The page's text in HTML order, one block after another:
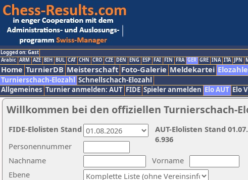
Logged on: Gast
Arabic ARM AZE BIH BUL CAT CHN CRO CZE DEN ENG ESP FAI FIN FRA GER GRE INA ITA JPN
Home TurnierDB Meisterschaft Foto-Galerie Meldekartei
Turnierschach-Elozahl Schnellschach-Elozahl
Allgemeines Turnier anmelden: AUT FIDE Spieler anmelden Elo AUT Elo
Willkommen bei den offiziellen Turnierschach-
Nachname
Vorname
Ebene
Personennummer
AUT-Elolisten Stand
6.936
FIDE-Elolisten Stand